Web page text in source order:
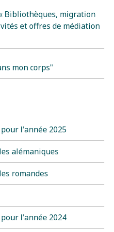
Bibliothèques, migration
et offres de médiation
mon corps"
l'année 2025
alémaniques
romandes
l'année 2024